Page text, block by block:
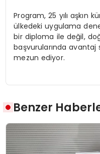
Program, 25 yılı aşkın
ülkedeki uygulama
bir diploma ile değil,
başvurularında
mezun ediyor.
Benzer